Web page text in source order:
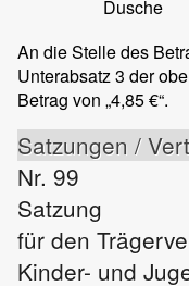
Dusche
An die Stelle des
Unterabsatz 3 der
Betrag von „4,85 €“.
Satzungen /
Nr. 99
Satzung
für den
Kinder- und